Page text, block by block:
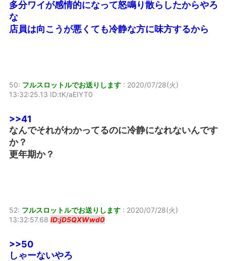
多分ワイが感情的になって怒鳴り散らしたからやろ
な
店員は向こうが悪くても冷静な方に味方するから
50: フルスロットルでお送りします : 2020/07/28(火)
13:32:25.13 ID:tK/aEIYT0
>>41
なんでそれがわかってるのに冷静になれないんです
か？
更年期か？
52: フルスロットルでお送りします : 2020/07/28(火)
13:32:57.68 ID:jD5QXWwd0
>>50
しゃーないやろ